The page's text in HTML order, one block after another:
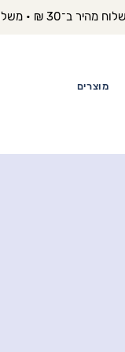
ב־30 ₪ • משלוח חינם מעל ₪399 • מוצר שלישי ב־50% הנחה
מוצרים